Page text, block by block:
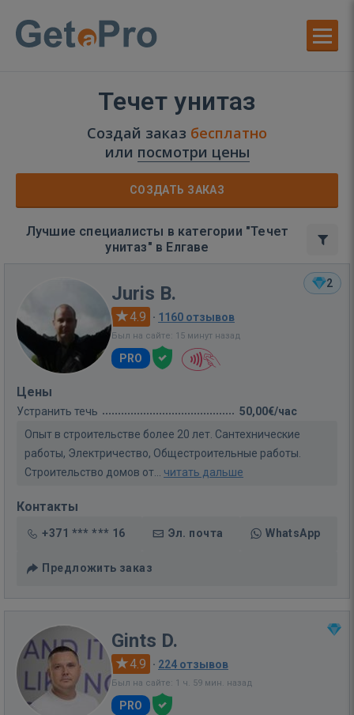
Течет унитаз
Создай заказ бесплатно
или посмотри цены
СОЗДАТЬ ЗАКАЗ
Лучшие специалисты в категории "Течет
унитаз" в Елгаве
2
Juris B.
4.9 · 1160 отзывов
Был на сайте: 15 минут назад
PRO
Цены
Устранить течь
50,00€/час
Опыт в строительстве более 20 лет. Сантехнические
работы, Электричество, Общестроительные работы.
Строительство домов от... читать дальше
Контакты
+371 *** *** 16 Эл. почта WhatsApp
Предложить заказ
Gints D.
4.9 · 224 отзывов
Был на сайте: 1 ч. 59 мин. назад
PRO